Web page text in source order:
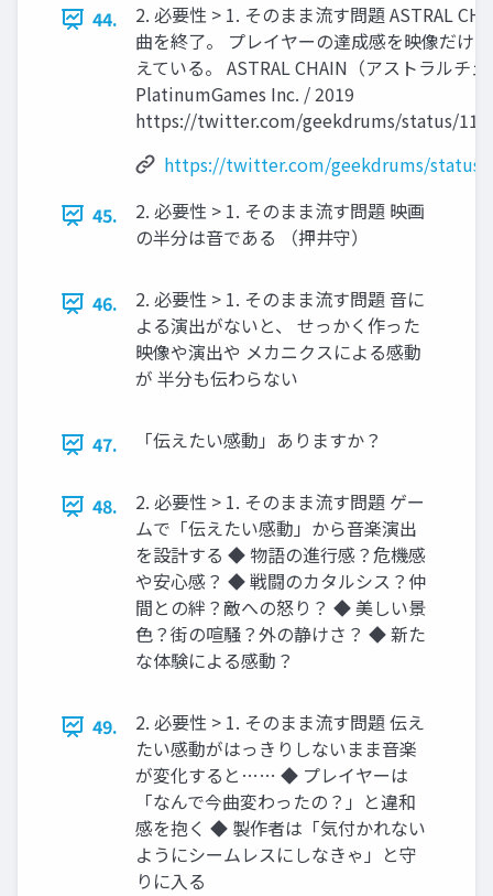
44.
2. 必要性 > 1. そのまま流す問題 ASTRAL
曲を終了。 プレイヤーの達成感を映像だけ
えている。 ASTRAL CHAIN（アストラルチ
PlatinumGames Inc. / 2019
https://twitter.com/geekdrums/status/
https://twitter.com/geekdrums/status/
45.
2. 必要性 > 1. そのまま流す問題 映画
の半分は音である （押井守）
46.
2. 必要性 > 1. そのまま流す問題 音に
よる演出がないと、 せっかく作った
映像や演出や メカニクスによる感動
が 半分も伝わらない
47. 「伝えたい感動」ありますか？
48.
2. 必要性 > 1. そのまま流す問題 ゲー
ムで「伝えたい感動」から音楽演出
を設計する ◆ 物語の進行感？危機感
や安心感？ ◆ 戦闘のカタルシス？仲
間との絆？敵への怒り？ ◆ 美しい景
色？街の喧騒？外の静けさ？ ◆ 新た
な体験による感動？
49.
2. 必要性 > 1. そのまま流す問題 伝え
たい感動がはっきりしないまま音楽
が変化すると…… ◆ プレイヤーは
「なんで今曲変わったの？」と違和
感を抱く ◆ 製作者は「気付かれない
ようにシームレスにしなきゃ」と守
りに入る